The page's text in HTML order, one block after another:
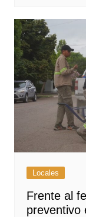
Locales
Frente al
preventivo